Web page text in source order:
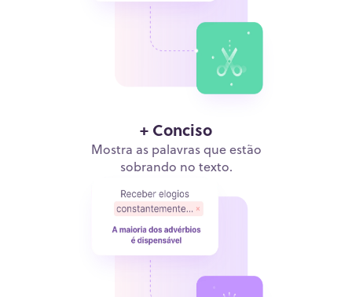
+ Conciso
Mostra as palavras que estão
sobrando no texto.